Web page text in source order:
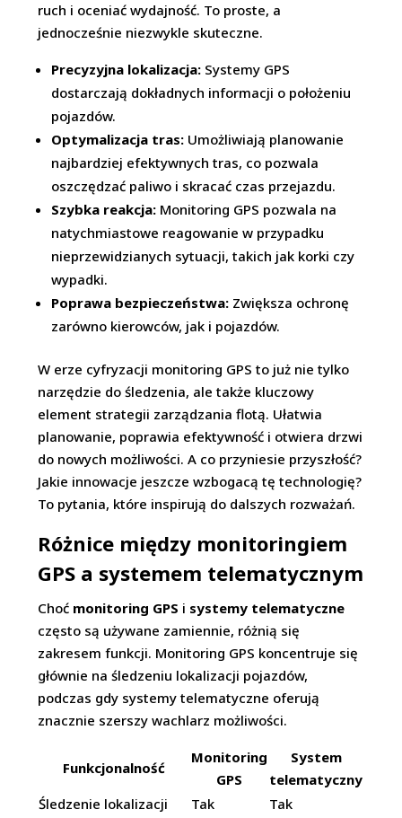
ruch i oceniać wydajność. To proste, a
jednocześnie niezwykle skuteczne.
Precyzyjna lokalizacja: Systemy GPS
dostarczają dokładnych informacji o położeniu
pojazdów.
Optymalizacja tras: Umożliwiają planowanie
najbardziej efektywnych tras, co pozwala
oszczędzać paliwo i skracać czas przejazdu.
Szybka reakcja: Monitoring GPS pozwala na
natychmiastowe reagowanie w przypadku
nieprzewidzianych sytuacji, takich jak korki czy
wypadki.
Poprawa bezpieczeństwa: Zwiększa ochronę
zarówno kierowców, jak i pojazdów.
W erze cyfryzacji monitoring GPS to już nie tylko
narzędzie do śledzenia, ale także kluczowy
element strategii zarządzania flotą. Ułatwia
planowanie, poprawia efektywność i otwiera drzwi
do nowych możliwości. A co przyniesie przyszłość?
Jakie innowacje jeszcze wzbogacą tę technologię?
To pytania, które inspirują do dalszych rozważań.
Różnice między monitoringiem
GPS a systemem telematycznym
Choć monitoring GPS i systemy telematyczne
często są używane zamiennie, różnią się
zakresem funkcji. Monitoring GPS koncentruje się
głównie na śledzeniu lokalizacji pojazdów,
podczas gdy systemy telematyczne oferują
znacznie szerszy wachlarz możliwości.
Funkcjonalność
Monitoring
GPS
System
telematyczny
Śledzenie lokalizacji
Tak
Tak